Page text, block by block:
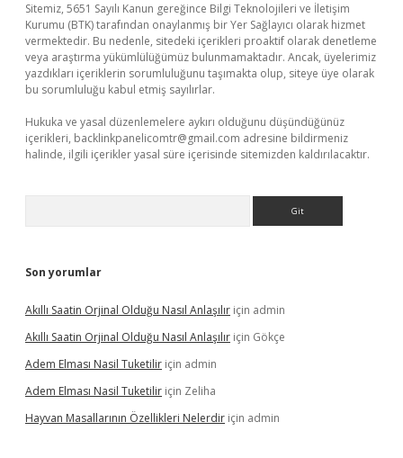
Sitemiz, 5651 Sayılı Kanun gereğince Bilgi Teknolojileri ve İletişim
Kurumu (BTK) tarafından onaylanmış bir Yer Sağlayıcı olarak hizmet
vermektedir. Bu nedenle, sitedeki içerikleri proaktif olarak denetleme
veya araştırma yükümlülüğümüz bulunmamaktadır. Ancak, üyelerimiz
yazdıkları içeriklerin sorumluluğunu taşımakta olup, siteye üye olarak
bu sorumluluğu kabul etmiş sayılırlar.
Hukuka ve yasal düzenlemelere aykırı olduğunu düşündüğünüz
içerikleri, backlinkpanelicomtr@gmail.com adresine bildirmeniz
halinde, ilgili içerikler yasal süre içerisinde sitemizden kaldırılacaktır.
Son yorumlar
Akıllı Saatin Orjinal Olduğu Nasıl Anlaşılır için admin
Akıllı Saatin Orjinal Olduğu Nasıl Anlaşılır için Gökçe
Adem Elması Nasil Tuketilir için admin
Adem Elması Nasil Tuketilir için Zeliha
Hayvan Masallarının Özellikleri Nelerdir için admin